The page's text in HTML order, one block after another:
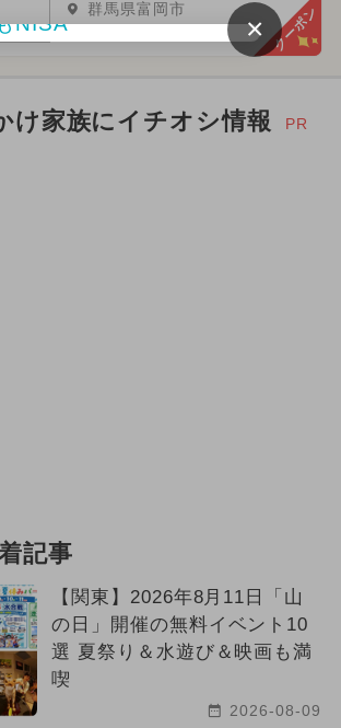
群馬県富岡市 クーポン
け家族にイチオシ情報 PR
記事
【関東】2026年8月11日「山
の日」開催の無料イベント10
選 夏祭り＆水遊び＆映画も満
喫
2026-08-09
×